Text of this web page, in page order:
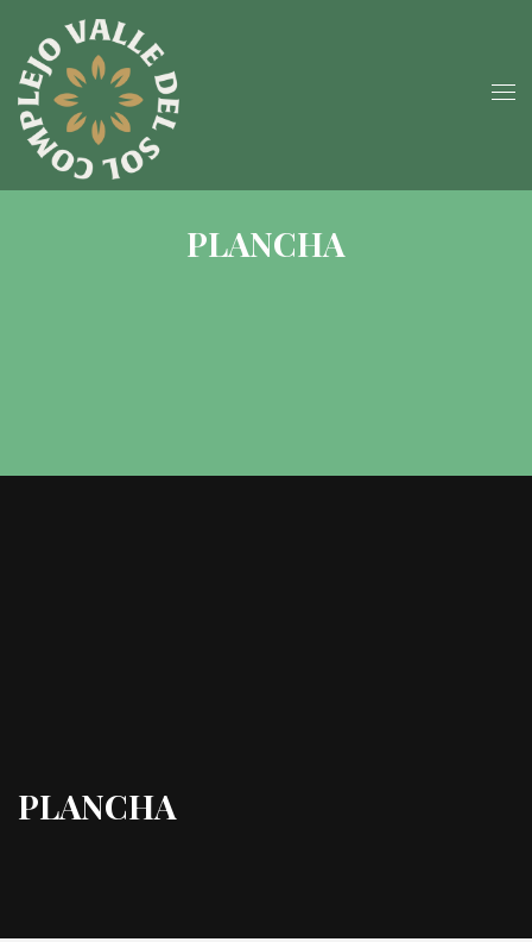
PLANCHA
PLANCHA